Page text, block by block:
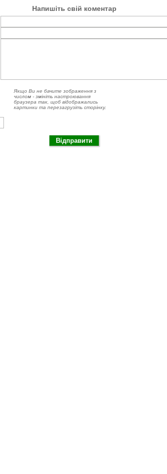
Напишіть свій коментар
Якщо Ви не бачите зображення з
числом - змініть настроювання
браузера так, щоб відображались
картинки та перезагрузіть сторінку.